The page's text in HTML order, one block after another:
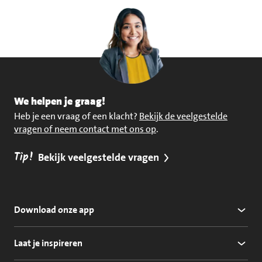
We helpen je graag!
Heb je een vraag of een klacht? Bekijk de veelgestelde
vragen of neem contact met ons op.
Tip! Bekijk veelgestelde vragen
Download onze app
Laat je inspireren